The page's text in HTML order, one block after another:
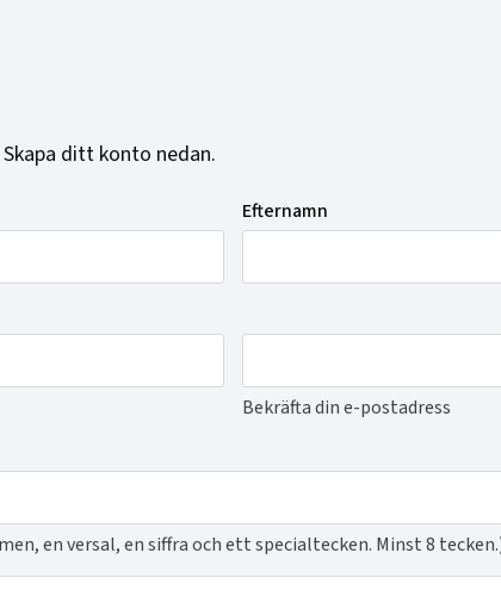
ditt konto nedan.
Efternamn
Bekräfta din e-postadress
en versal, en siffra och ett specialtecken. Minst 8